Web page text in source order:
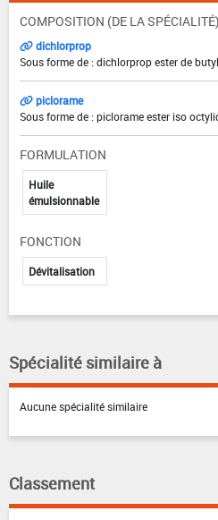
COMPOSITION (DE LA
dichlorprop
Sous forme de : dichlorprop ester de
piclorame
Sous forme de : piclorame ester iso
FORMULATION
Huile
émulsionnable
FONCTION
Dévitalisation
Spécialité similaire à
Aucune spécialité similaire
Classement